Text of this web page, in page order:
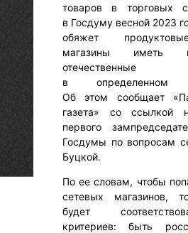
товаров в торговых
в Госдуму весной 2023
обяжет
магазины иметь
в определенном
Об этом сообщает
газета» со ссылкой
первого
Госдумы по вопросам
Буцкой.
По ее словам, чтобы
сетевых магазинов,
будет
критериев: быть